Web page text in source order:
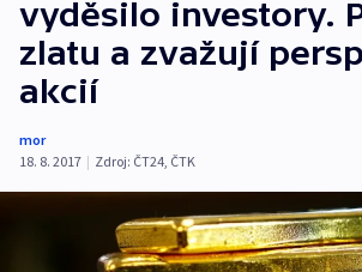
vyděsilo investory.
zlatu a zvažují
akcií
mor
18. 8. 2017 | Zdroj: ČT24, ČTK